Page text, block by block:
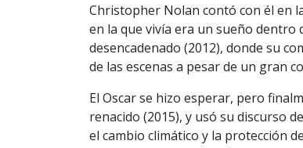
Christopher Nolan contó con él en
en la que vivía era un sueño
desencadenado (2012), donde su
de las escenas a pesar de un gran
El Oscar se hizo esperar, pero
renacido (2015), y usó su discurso
el cambio climático y la protección